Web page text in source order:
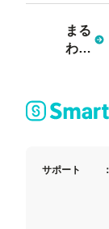
まる
わか
セッ
サポート ：